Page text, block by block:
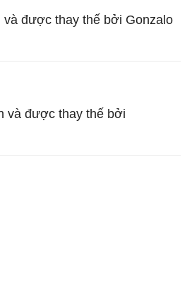
và được thay thế bởi Gonzalo
và được thay thế bởi